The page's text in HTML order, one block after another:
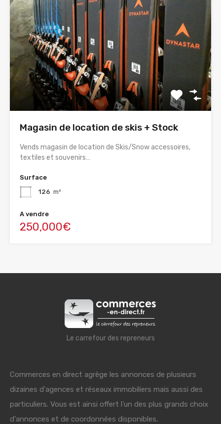
Magasin de location de skis + Stock
Vends magasin de location de Skis/Snow accessoires,
textiles et souvenirs…
Surface
126 m²
A vendre
250,000€
Le carrefour des repreneurs
Commerces en direct agrège les annonces de plusieurs
dizaines d'agences et réseaux immobiliers mais aussi des
particuliers. Vous est ainsi offert l'un des plus grands choix
d'annonces et de coordonnées disponibles.